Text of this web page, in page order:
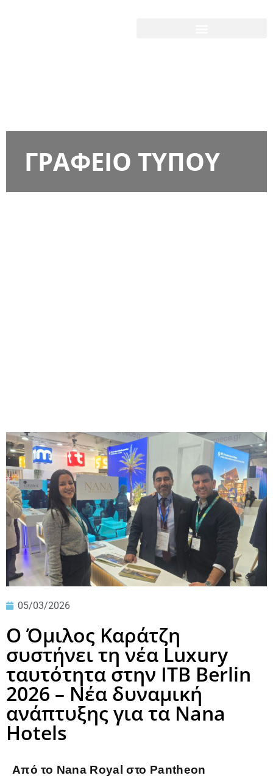
ΓΡΑΦΕΙΟ ΤΥΠΟΥ
05/03/2026
Ο Όμιλος Καράτζη
συστήνει τη νέα Luxury
ταυτότητα στην ITB Berlin
2026 – Νέα δυναμική
ανάπτυξης για τα Nana
Hotels
Από το Nana Royal στο Pantheon